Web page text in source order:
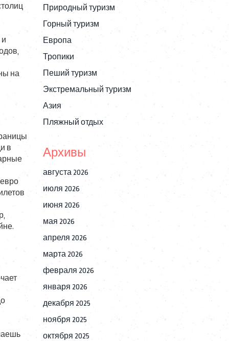
на
в
Природный туризм
Горный туризм
Европа
Тропики
Пеший туризм
Экстремальный туризм
Азия
Пляжный отдых
Архивы
августа 2026
июля 2026
июня 2026
мая 2026
апреля 2026
марта 2026
февраля 2026
января 2026
декабря 2025
ноября 2025
октября 2025